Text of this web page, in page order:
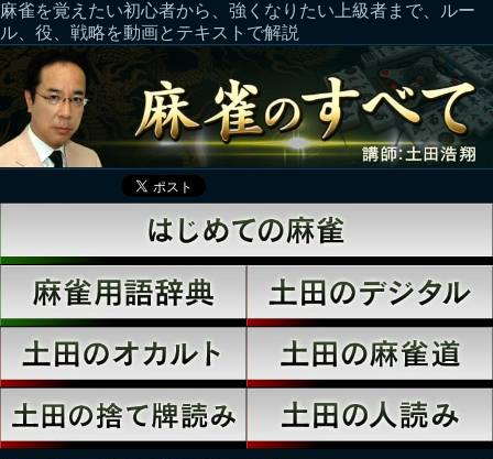
麻雀を覚えたい初心者から、強くなりたい上級者まで、ルー
ル、役、戦略を動画とテキストで解説